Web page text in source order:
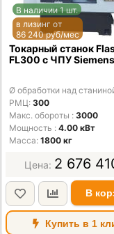
В наличии 1 шт.
в лизинг от
86 240 руб/мес
Токарный станок
Ø обработки над
РМЦ 300
Макс. обороты
3000
Мощность
4.00 кВт
Масса 1800 кг
2 676
В
Купить в 1